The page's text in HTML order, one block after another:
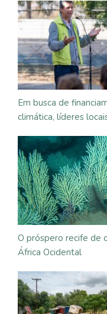
Em busca de
climática, líderes
O próspero recife de
África Ocidental